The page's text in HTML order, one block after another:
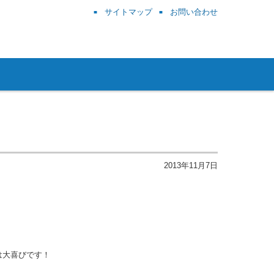
サイトマップ お問い合わせ
2013年11月7日
喜びです！